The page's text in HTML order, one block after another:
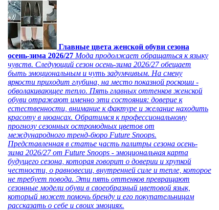
Главные цвета женской обуви сезона
осень-зима 2026/27 Мода продолжает обращаться к языку
чувств. Следующий сезон осень-зима 2026/27 обещает
быть эмоциональным и чуть задумчивым. На смену
яркости приходит глубина, на место показной роскоши -
обволакивающее тепло. Пять главных оттенков женской
обуви отражают именно эти состояния: доверие к
естественности, внимание к фактуре и желание находить
красоту в нюансах. Обратимся к профессиональному
прогнозу сезонных остромодных цветов от
международного тренд-бюро Future Snoops.
Представленная в статье часть палитры сезона осень-
зима 2026/27 от Future Snoops - эмоциональная карта
будущего сезона, которая говорит о доверии и хрупкой
честности, о равновесии, внутренней силе и тепле, которое
не требует повода. Эти пять оттенков превращают
сезонные модели обуви в своеобразный цветовой язык,
который может помочь бренду и его покупательницам
рассказать о себе и своих эмоциях.